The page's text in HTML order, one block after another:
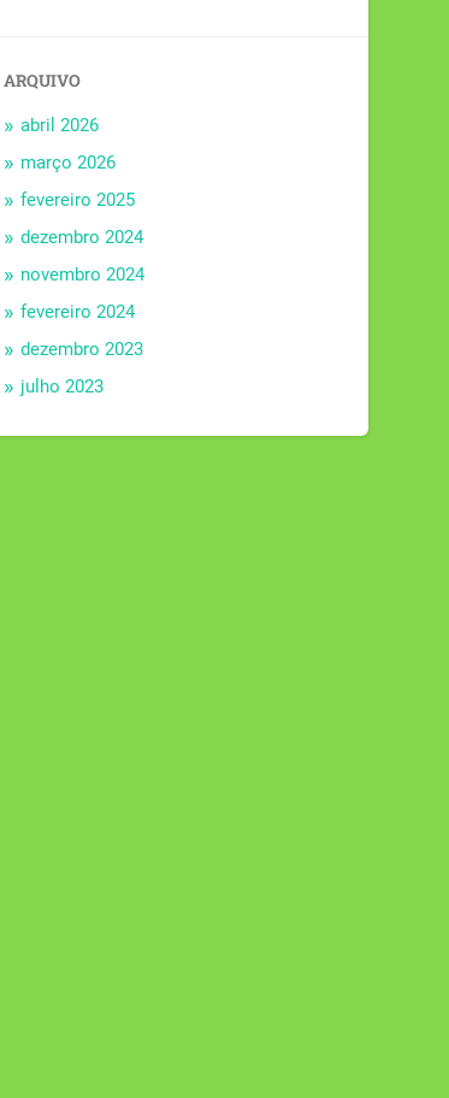
ARQUIVO
abril 2026
março 2026
fevereiro 2025
dezembro 2024
novembro 2024
fevereiro 2024
dezembro 2023
julho 2023